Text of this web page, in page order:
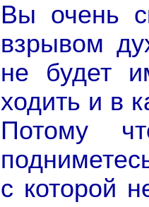
Вы очень
взрывом
не будет
ходить и в
По­тому
с которой